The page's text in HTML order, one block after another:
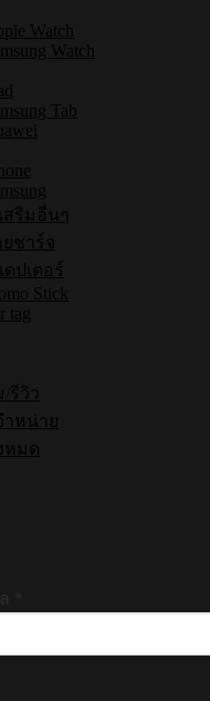
Watch
Watch
Tab
ริมอื่นๆ
ยชาร์จ
ดปเตอร์
Stick
tag
/รีวิว
ำหน่าย
หมด